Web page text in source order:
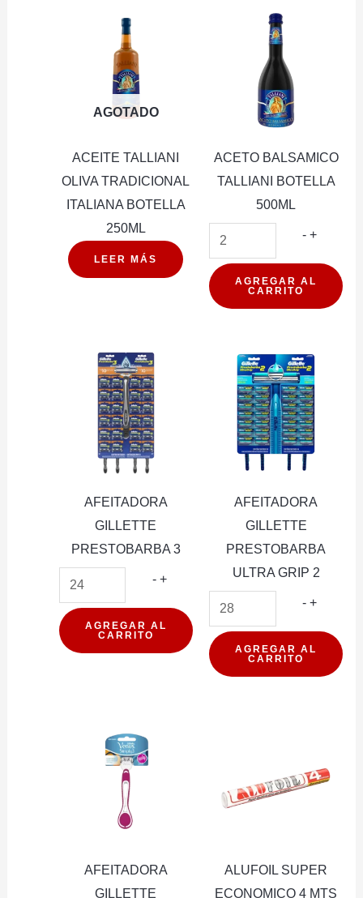
AGOTADO
ACEITE TALLIANI
OLIVA TRADICIONAL
ITALIANA BOTELLA
250ML
LEER MÁS
ACETO BALSAMICO
TALLIANI BOTELLA
500ML
- ACETO
cantidad
+
AGREGAR AL
CARRITO
AFEITADORA
GILLETTE
PRESTOBARBA 3
- AFEITADORA
PRESTOBARBA
+
AGREGAR AL
CARRITO
AFEITADORA
GILLETTE
PRESTOBARBA
ULTRA GRIP 2
-
ULTRA
+
AGREGAR AL
CARRITO
AFEITADORA
GILLETTE
ALUFOIL SUPER
ECONOMICO 4 MTS